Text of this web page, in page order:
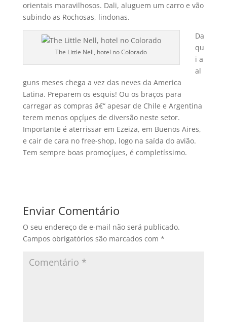
orientais maravilhosos. Dali, aluguem um carro e vão
subindo as Rochosas, lindonas.
The Little Nell, hotel no Colorado
Da
qu
i a
al
guns meses chega a vez das neves da America
Latina. Preparem os esquis! Ou os braços para
carregar as compras â€“ apesar de Chile e Argentina
terem menos opçíµes de diversão neste setor.
Importante é aterrissar em Ezeiza, em Buenos Aires,
e cair de cara no free-shop, logo na saí­da do avião.
Tem sempre boas promoçíµes, é completí­ssimo.
Enviar Comentário
O seu endereço de e-mail não será publicado.
Campos obrigatórios são marcados com *